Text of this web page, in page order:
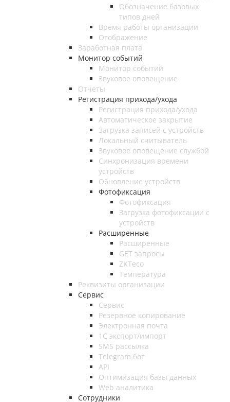
Обозначение базовых
типов дней
Время работы организации
Отображение
Заработная плата
Монитор событий
Монитор событий
Звуковое оповещение
Отчеты
Регистрация прихода/ухода
Регистрация прихода/ухода
Автоматическое закрытие
Загрузка записей с устройств
Локальный считыватель
Звуковое оповещение службой
Синхронизация времени
устройств
Обновление устройств
Фотофиксация
Фотофиксация
Загрузка фотофиксации с
устройств
Расширенные
Расширенные
GET запросы
ZKTeco
Температура
Реквизиты организации
Сервис
Сервис
Резервное копирование
Электронная почта
1С экспорт/импорт
SMS рассылка
Telegram бот
API
Оптимизация базы данных
Web аналитика
Сотрудники